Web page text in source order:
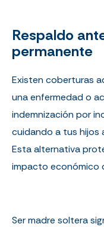
Respaldo
permanente
Existen coberturas
una enfermedad o
indemnización por
cuidando a tus hijos
Esta alternativa
impacto económico
Ser madre soltera